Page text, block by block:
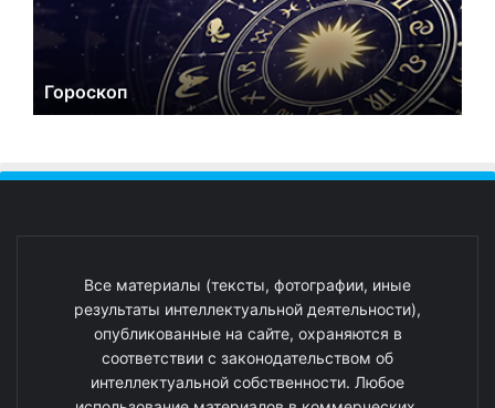
Гороскоп
Все материалы (тексты, фотографии, иные
результаты интеллектуальной деятельности),
опубликованные на сайте, охраняются в
соответствии с законодательством об
интеллектуальной собственности. Любое